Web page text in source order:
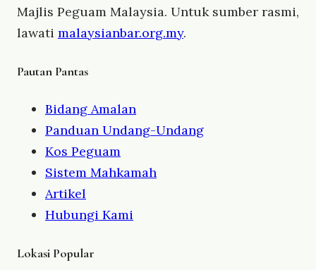
Majlis Peguam Malaysia. Untuk sumber rasmi,
lawati malaysianbar.org.my.
Pautan Pantas
Bidang Amalan
Panduan Undang-Undang
Kos Peguam
Sistem Mahkamah
Artikel
Hubungi Kami
Lokasi Popular